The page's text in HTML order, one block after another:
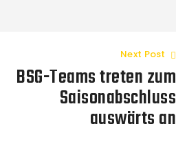
Next Post
BSG-Teams treten zum
Saisonabschluss
auswärts an